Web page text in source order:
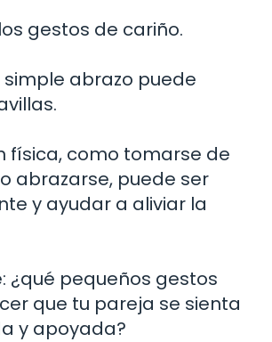
gestos de cariño.
simple abrazo puede
física, como tomarse de
abrazarse, puede ser
y ayudar a aliviar la
¿qué pequeños gestos
que tu pareja se sienta
y apoyada?